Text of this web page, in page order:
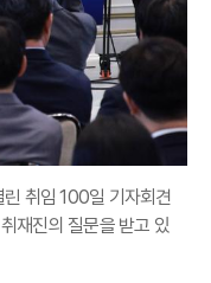
취임 100일 기자회견
재진의 질문을 받고 있